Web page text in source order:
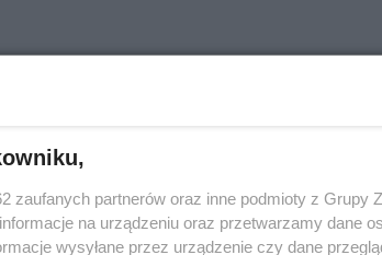
SIĘ w drodze do pracy? 8
uczucia większej potrzeby
zaufanych partnerów oraz inne podmioty z Grupy
na urządzeniu oraz przetwarzamy dane
wysyłane przez urządzenie czy dane